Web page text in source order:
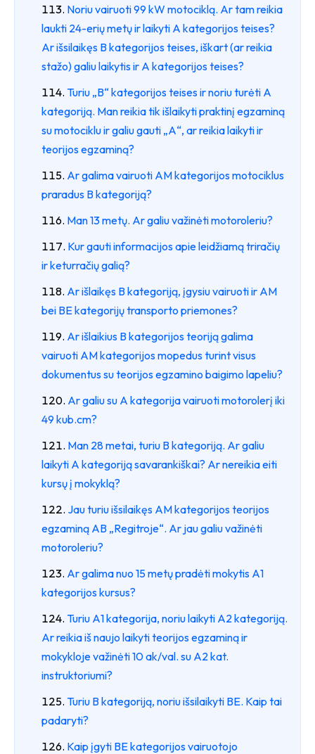
Noriu vairuoti 99 kW motociklą. Ar tam reikia
laukti 24-erių metų ir laikyti A kategorijos teises?
Ar išsilaikęs B kategorijos teises, iškart (ar reikia
stažo) galiu laikytis ir A kategorijos teises?
Turiu „B“ kategorijos teises ir noriu turėti A
kategoriją. Man reikia tik išlaikyti praktinį egzaminą
su motociklu ir galiu gauti „A“, ar reikia laikyti ir
teorijos egzaminą?
Ar galima vairuoti AM kategorijos motociklus
praradus B kategoriją?
Man 13 metų. Ar galiu važinėti motoroleriu?
Kur gauti informacijos apie leidžiamą triračių
ir keturračių galią?
Ar išlaikęs B kategoriją, įgysiu vairuoti ir AM
bei BE kategorijų transporto priemones?
Ar išlaikius B kategorijos teoriją galima
vairuoti AM kategorijos mopedus turint visus
dokumentus su teorijos egzamino baigimo lapeliu?
Ar galiu su A kategorija vairuoti motorolerį iki
49 kub.cm?
Man 28 metai, turiu B kategoriją. Ar galiu
laikyti A kategoriją savarankiškai? Ar nereikia eiti
kursų į mokyklą?
Jau turiu išsilaikęs AM kategorijos teorijos
egzaminą AB „Regitroje“. Ar jau galiu važinėti
motoroleriu?
Ar galima nuo 15 metų pradėti mokytis A1
kategorijos kursus?
Turiu A1 kategorija, noriu laikyti A2 kategoriją.
Ar reikia iš naujo laikyti teorijos egzaminą ir
mokykloje važinėti 10 ak/val. su A2 kat.
instruktoriumi?
Turiu B kategoriją, noriu išsilaikyti BE. Kaip tai
padaryti?
Kaip įgyti BE kategorijos vairuotojo